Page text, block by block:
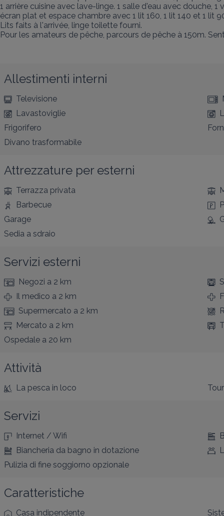
1 arrière cuisine avec lave-linge. 1 salle d'eau avec douche,
écran plat et espace chambre avec 1 lit 160, 1 lit 140 et 1 lit
Lits faits à l'arrivée, linge toilette fourni.
Pour les amateurs de pêche, parcours de pêche à 150m.
Allestimenti interni
Televisione
Lavastoviglie
Frigorifero
Divano trasformabile
Attrezzature per esterni
Terrazza privata
Barbecue
Garage
Sedia a sdraio
Servizi esterni
Negozi a 2 km
Il medico a 2 km
Supermercato a 2 km
Mercato a 2 km
Ospedale a 20 km
Attività
La pesca in loco
Servizi
Internet / Wifi
Biancheria da bagno in dotazione
Pulizia di fine soggiorno opzionale
Caratteristiche
Casa indipendente